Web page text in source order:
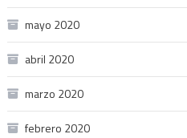
mayo 2020
abril 2020
marzo 2020
febrero 2020